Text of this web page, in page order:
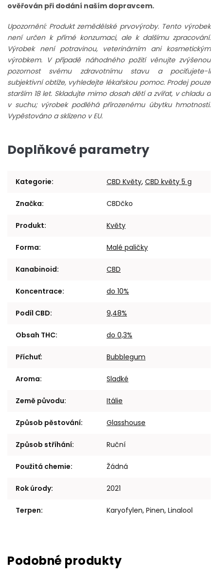
ověřován při dodání naším dopravcem.
Upozornění: Produkt zemědělské prvovýroby. Tento výrobek
není určen k přímé konzumaci, ale k dalšímu zpracování.
Výrobek není potravinou, veterinárním ani kosmetickým
výrobkem. V případě náhodného požití věnujte zvýšenou
pozornost svému zdravotnímu stavu a pociťujete-li
subjektivní obtíže, vyhledejte lékařskou pomoc. Prodej pouze
starším 18 let. Skladujte mimo dosah dětí a zvířat, v chladu a
v suchu; výrobek podléhá přirozenému úbytku hmotnosti.
Vypěstováno a sklizeno v EU.
Doplňkové parametry
Kategorie: CBD Květy, CBD květy 5 g
Značka: CBDčko
Produkt: Květy
Forma: Malé paličky
Kanabinoid: CBD
Koncentrace: do 10%
Podíl CBD: 9,48%
Obsah THC: do 0,3%
Příchuť: Bubblegum
Aroma: Sladké
Země původu: Itálie
Způsob pěstování: Glasshouse
Způsob stříhání: Ruční
Použitá chemie: Žádná
Rok úrody: 2021
Terpen: Karyofylen, Pinen, Linalool